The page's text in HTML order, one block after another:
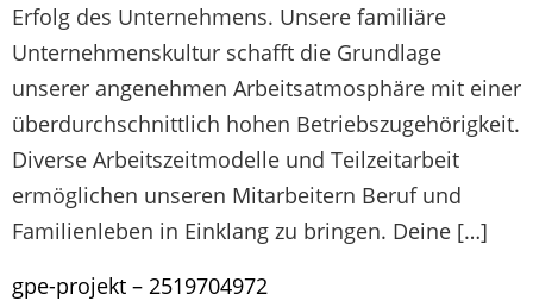
Erfolg des Unternehmens. Unsere familiäre
Unternehmenskultur schafft die Grundlage
unserer angenehmen Arbeitsatmosphäre mit einer
überdurchschnittlich hohen Betriebszugehörigkeit.
Diverse Arbeitszeitmodelle und Teilzeitarbeit
ermöglichen unseren Mitarbeitern Beruf und
Familienleben in Einklang zu bringen. Deine […]
gpe-projekt – 2519704972